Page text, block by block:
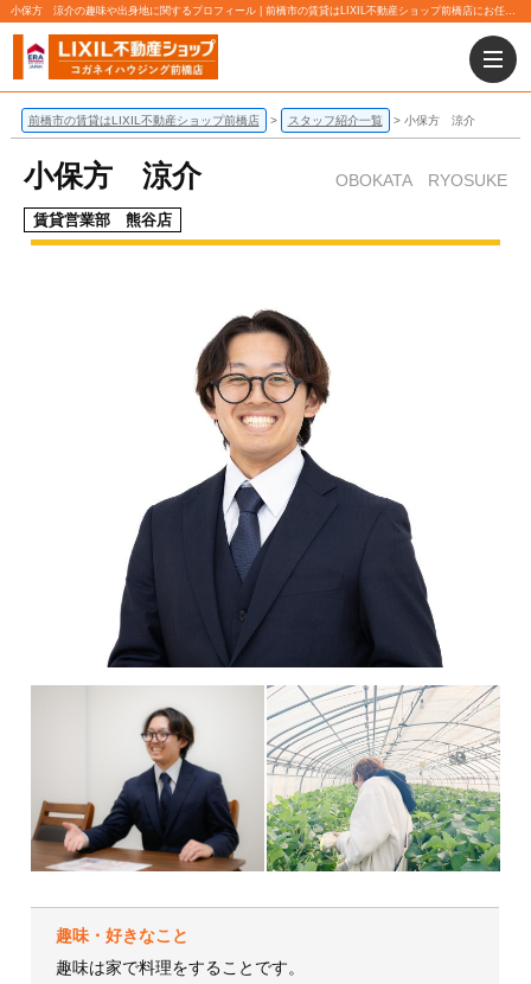
小保方 涼介の趣味や出身地に関するプロフィール | 前橋市の賃貸はLIXIL不動産ショップ前橋店にお任せ下さい！
前橋市の賃貸はLIXIL不動産ショップ前橋店 スタッフ紹介一覧 小保方 涼介
小保方 涼介 OBOKATA RYOSUKE
賃貸営業部 熊谷店
趣味・好きなこと
趣味は家で料理をすることです。